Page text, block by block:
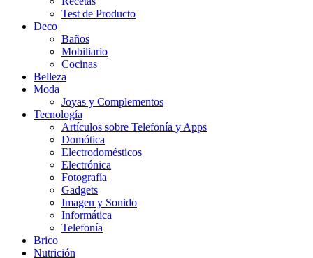
Test de Producto
Deco
Baños
Mobiliario
Cocinas
Belleza
Moda
Joyas y Complementos
Tecnología
Artículos sobre Telefonía y Apps
Domótica
Electrodomésticos
Electrónica
Fotografía
Gadgets
Imagen y Sonido
Informática
Telefonía
Brico
Nutrición